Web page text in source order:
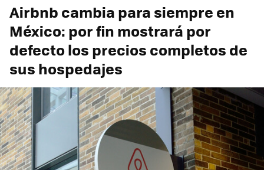
Airbnb cambia para siempre en
México: por fin mostrará por
defecto los precios completos de
sus hospedajes